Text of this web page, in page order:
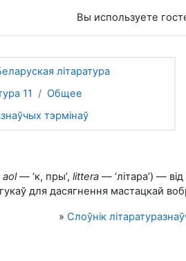
Вы используете
літаратура
11
Общее
тэрмінаў
aol— ‘к, пры’, littera — ‘літара’) — від
для дасягнення мастацкай
» Слоўнік